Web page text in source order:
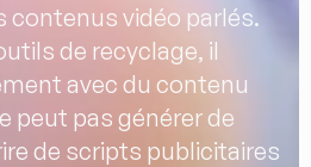
contenus vidéo parlés.
de recyclage, il
avec du contenu
peut pas générer de
de scripts publicitaires